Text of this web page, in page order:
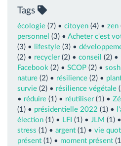
Tags
écologie (7) • citoyen (4) • zen
personnel (3) • Acheter c'est
(3) •
lifestyle (3) •
(2) • recycler(2) • conseil (2) •
Facebook (2) • SCOP (2) • sosh
nature (2) • résilience (2) •
survie (2) • résilience végétale
• réduire (1) • réutiliser(1) •
(1) • présidentielle 2022 (1) •
élection (1) • LFI (1) • JLM (1) •
stress (1) • argent (1) • vie
présent (1) • moment présent